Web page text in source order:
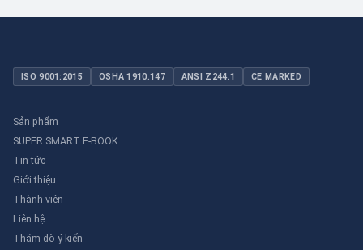
ISO 9001:2015 OSHA 1910.147 ANSI Z244.1 CE MARKED
Sản phẩm
SUPER SMART E-BOOK
Tin tức
Giới thiệu
Thành viên
Liên hệ
Thăm dò ý kiến